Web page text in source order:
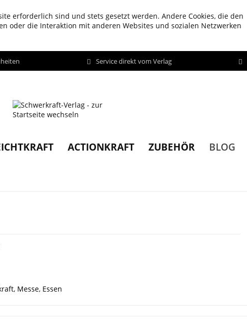
erforderlich sind und stets gesetzt werden. Andere Cookies, die den
oder die Interaktion mit anderen Websites und sozialen Netzwerken
Service direkt vom Verlag
ACTIONKRAFT ZUBEHÖR BLOG
, Messe, Essen